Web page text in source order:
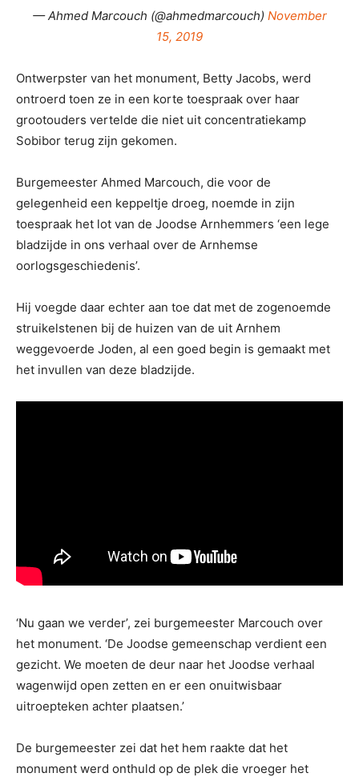
— Ahmed Marcouch (@ahmedmarcouch) November
15, 2019
Ontwerpster van het monument, Betty Jacobs, werd
ontroerd toen ze in een korte toespraak over haar
grootouders vertelde die niet uit concentratiekamp
Sobibor terug zijn gekomen.
Burgemeester Ahmed Marcouch, die voor de
gelegenheid een keppeltje droeg, noemde in zijn
toespraak het lot van de Joodse Arnhemmers ‘een lege
bladzijde in ons verhaal over de Arnhemse
oorlogsgeschiedenis’.
Hij voegde daar echter aan toe dat met de zogenoemde
struikelstenen bij de huizen van de uit Arnhem
weggevoerde Joden, al een goed begin is gemaakt met
het invullen van deze bladzijde.
‘Nu gaan we verder’, zei burgemeester Marcouch over
het monument. ‘De Joodse gemeenschap verdient een
gezicht. We moeten de deur naar het Joodse verhaal
wagenwijd open zetten en er een onuitwisbaar
uitroepteken achter plaatsen.’
De burgemeester zei dat het hem raakte dat het
monument werd onthuld op de plek die vroeger het